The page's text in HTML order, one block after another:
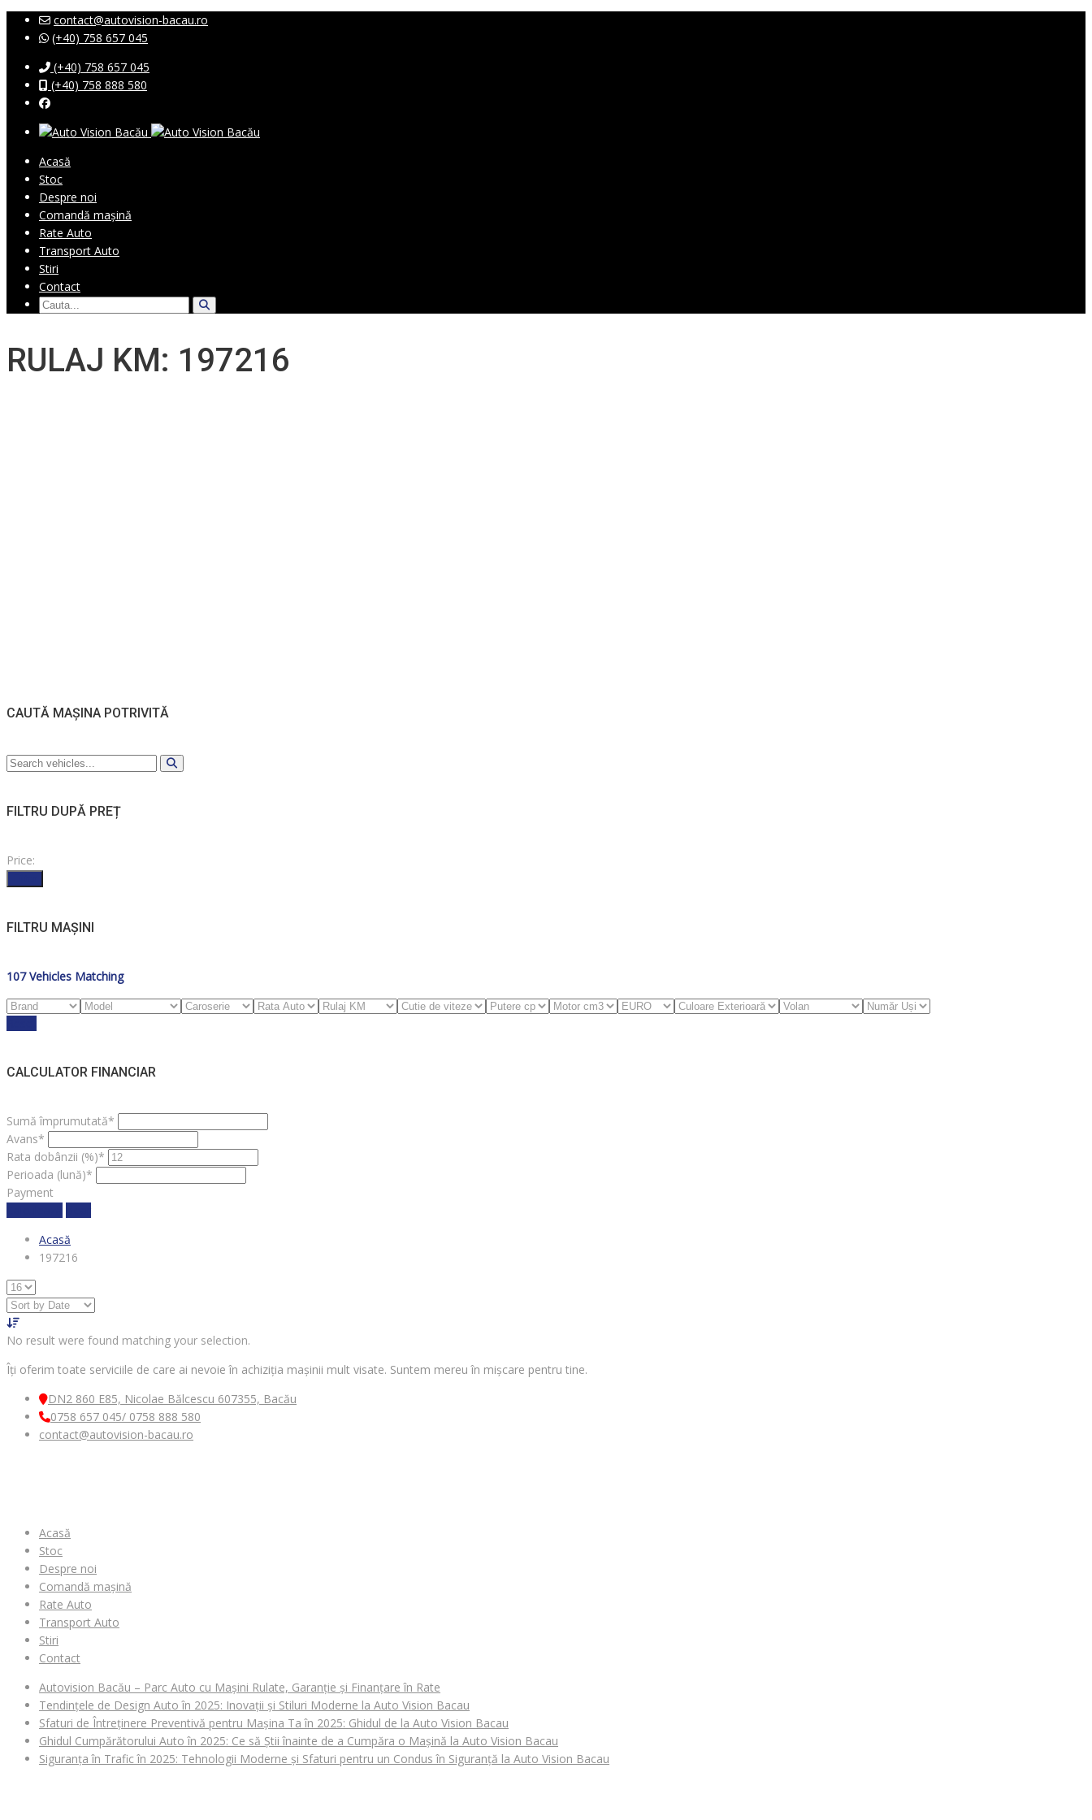
contact@autovision-bacau.ro
(+40) 758 657 045
(+40) 758 657 045
(+40) 758 888 580
Acasă
Stoc
Despre noi
Comandă mașină
Rate Auto
Transport Auto
Stiri
Contact
RULAJ KM: 197216
CAUTĂ MAȘINA POTRIVITĂ
FILTRU DUPĂ PREȚ
Price:
FILTRU MAȘINI
107 Vehicles Matching
CALCULATOR FINANCIAR
Sumă împrumutată*
Avans*
Rata dobânzii (%)*
Perioada (lună)*
Payment
Acasă
197216
No result were found matching your selection.
Îți oferim toate serviciile de care ai nevoie în achiziția mașinii mult visate. Suntem mereu în mișcare pentru tine.
DN2 860 E85, Nicolae Bălcescu 607355, Bacău
0758 657 045/ 0758 888 580
contact@autovision-bacau.ro
Acasă
Stoc
Despre noi
Comandă mașină
Rate Auto
Transport Auto
Stiri
Contact
Autovision Bacău – Parc Auto cu Mașini Rulate, Garanție și Finanțare în Rate
Tendințele de Design Auto în 2025: Inovații și Stiluri Moderne la Auto Vision Bacau
Sfaturi de Întreținere Preventivă pentru Mașina Ta în 2025: Ghidul de la Auto Vision Bacau
Ghidul Cumpărătorului Auto în 2025: Ce să Știi înainte de a Cumpăra o Mașină la Auto Vision Bacau
Siguranța în Trafic în 2025: Tehnologii Moderne și Sfaturi pentru un Condus în Siguranță la Auto Vision Bacau